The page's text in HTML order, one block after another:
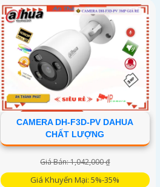
CAMERA DH-F3D-PV DAHUA
CHẤT LƯỢNG
Giá Bán: 1,042,000 ₫
Giá Khuyến Mại: 5%-35%